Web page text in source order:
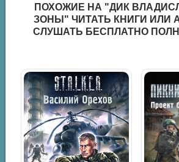
ПОХОЖИЕ НА "ДИК
ЗОНЫ" ЧИТАТЬ КНИГИ ИЛИ
СЛУШАТЬ БЕСПЛАТНО